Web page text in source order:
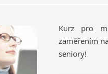
Kurz pro
zaměřením
seniory!